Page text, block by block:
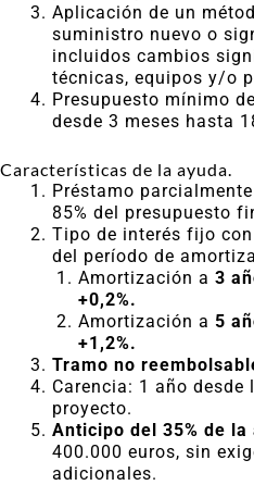
Aplicación de un
suministro nuevo o
incluidos cambios
técnicas, equipos y/o
Presupuesto mínimo
desde 3 meses hasta
Características de la ayuda.
Préstamo
85% del presupuesto
Tipo de interés fijo
del período de
Amortización a 3
+0,2%.
Amortización a 5
+1,2%.
Tramo no
Carencia: 1 año
proyecto.
Anticipo del 35% de la
400.000 euros, sin
adicionales.